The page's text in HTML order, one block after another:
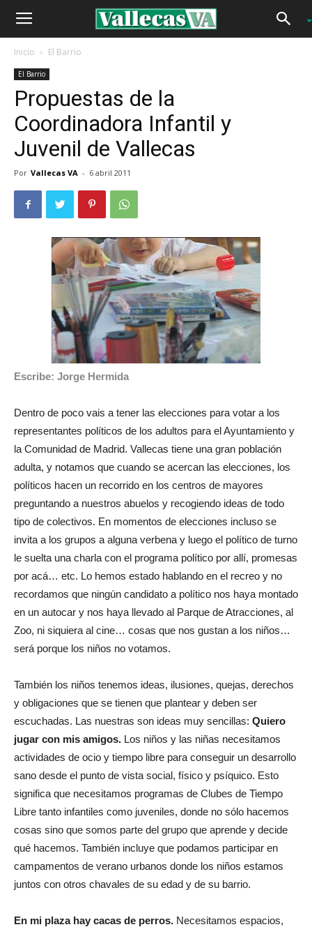
Inicio El Barrio
El Barrio
Propuestas de la
Coordinadora Infantil y
Juvenil de Vallecas
Por Vallecas VA - 6 abril 2011
Escribe: Jorge Hermida
Dentro de poco vais a tener las elecciones para votar a los
representantes políticos de los adultos para el Ayuntamiento y
la Comunidad de Madrid. Vallecas tiene una gran población
adulta, y notamos que cuando se acercan las elecciones, los
políticos hacen un recorrido en los centros de mayores
preguntando a nuestros abuelos y recogiendo ideas de todo
tipo de colectivos. En momentos de elecciones incluso se
invita a los grupos a alguna verbena y luego el político de turno
le suelta una charla con el programa político por allí, promesas
por acá… etc. Lo hemos estado hablando en el recreo y no
recordamos que ningún candidato a político nos haya montado
en un autocar y nos haya llevado al Parque de Atracciones, al
Zoo, ni siquiera al cine… cosas que nos gustan a los niños…
será porque los niños no votamos.
También los niños tenemos ideas, ilusiones, quejas, derechos
y obligaciones que se tienen que plantear y deben ser
escuchadas. Las nuestras son ideas muy sencillas: Quiero
jugar con mis amigos. Los niños y las niñas necesitamos
actividades de ocio y tiempo libre para conseguir un desarrollo
sano desde el punto de vista social, físico y psíquico. Esto
significa que necesitamos programas de Clubes de Tiempo
Libre tanto infantiles como juveniles, donde no sólo hacemos
cosas sino que somos parte del grupo que aprende y decide
qué hacemos. También incluye que podamos participar en
campamentos de verano urbanos donde los niños estamos
juntos con otros chavales de su edad y de su barrio.
En mi plaza hay cacas de perros. Necesitamos espacios,